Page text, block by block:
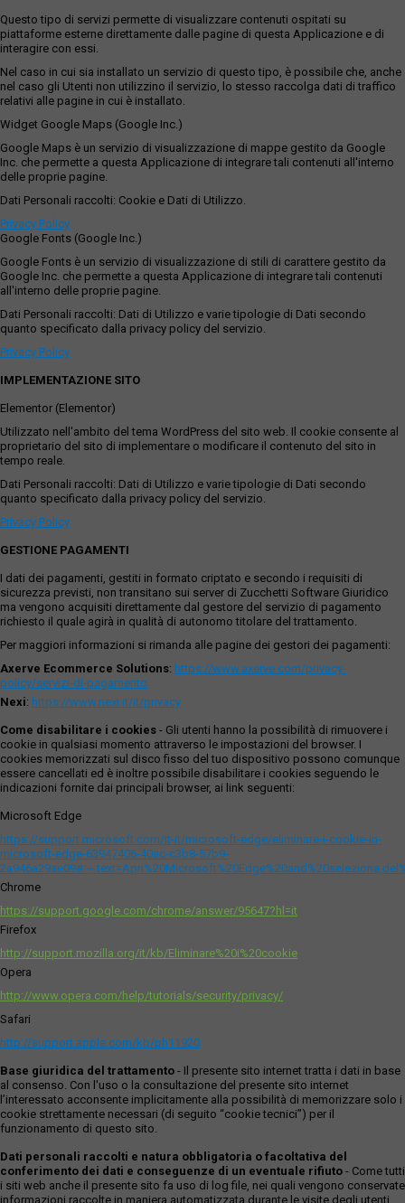
Questo tipo di servizi permette di visualizzare contenuti ospitati su
piattaforme esterne direttamente dalle pagine di questa Applicazione e di
interagire con essi.
Nel caso in cui sia installato un servizio di questo tipo, è possibile che, anche
nel caso gli Utenti non utilizzino il servizio, lo stesso raccolga dati di traffico
relativi alle pagine in cui è installato.
Widget Google Maps (Google Inc.)
Google Maps è un servizio di visualizzazione di mappe gestito da Google
Inc. che permette a questa Applicazione di integrare tali contenuti all'interno
delle proprie pagine.
Dati Personali raccolti: Cookie e Dati di Utilizzo.
Privacy Policy
Google Fonts (Google Inc.)
Google Fonts è un servizio di visualizzazione di stili di carattere gestito da
Google Inc. che permette a questa Applicazione di integrare tali contenuti
all'interno delle proprie pagine.
Dati Personali raccolti: Dati di Utilizzo e varie tipologie di Dati secondo
quanto specificato dalla privacy policy del servizio.
Privacy Policy
IMPLEMENTAZIONE SITO
Elementor (Elementor)
Utilizzato nell'ambito del tema WordPress del sito web. Il cookie consente al
proprietario del sito di implementare o modificare il contenuto del sito in
tempo reale.
Dati Personali raccolti: Dati di Utilizzo e varie tipologie di Dati secondo
quanto specificato dalla privacy policy del servizio.
Privacy Policy
GESTIONE PAGAMENTI
I dati dei pagamenti, gestiti in formato criptato e secondo i requisiti di
sicurezza previsti, non transitano sui server di Zucchetti Software Giuridico
ma vengono acquisiti direttamente dal gestore del servizio di pagamento
richiesto il quale agirà in qualità di autonomo titolare del trattamento.
Per maggiori informazioni si rimanda alle pagine dei gestori dei pagamenti:
Axerve Ecommerce Solutions: https://www.axerve.com/privacy-
policy/servizi-di-pagamento
Nexi: https://www.nexi.it/it/privacy
Come disabilitare i cookies - Gli utenti hanno la possibilità di rimuovere i
cookie in qualsiasi momento attraverso le impostazioni del browser. I
cookies memorizzati sul disco fisso del tuo dispositivo possono comunque
essere cancellati ed è inoltre possibile disabilitare i cookies seguendo le
indicazioni fornite dai principali browser, ai link seguenti:
Microsoft Edge
https://support.microsoft.com/it-it/microsoft-edge/eliminare-i-cookie-in-
microsoft-edge-63947406-40ac-c3b8-57b9-
Chrome
https://support.google.com/chrome/answer/95647?hl=it
Firefox
http://support.mozilla.org/it/kb/Eliminare%20i%20cookie
Opera
http://www.opera.com/help/tutorials/security/privacy/
Safari
http://support.apple.com/kb/ph11920
Base giuridica del trattamento - Il presente sito internet tratta i dati in base
al consenso. Con l'uso o la consultazione del presente sito internet
l’interessato acconsente implicitamente alla possibilità di memorizzare solo i
cookie strettamente necessari (di seguito “cookie tecnici”) per il
funzionamento di questo sito.
Dati personali raccolti e natura obbligatoria o facoltativa del
conferimento dei dati e conseguenze di un eventuale rifiuto - Come tutti
i siti web anche il presente sito fa uso di log file, nei quali vengono conservate
informazioni raccolte in maniera automatizzata durante le visite degli utenti.